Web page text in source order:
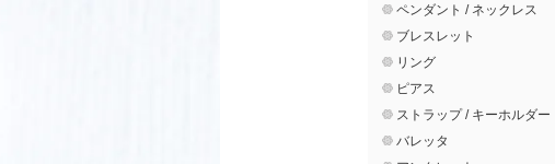
ペンダント / ネックレス
ブレスレット
リング
ピアス
ストラップ / キーホルダー
バレッタ